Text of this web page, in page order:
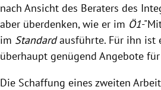
nach Ansicht des Beraters des
aber überdenken, wie er im Ö1-
im Standardausführte. Für ihn ist
überhaupt genügend Angebote
Die Schaffung eines zweiten